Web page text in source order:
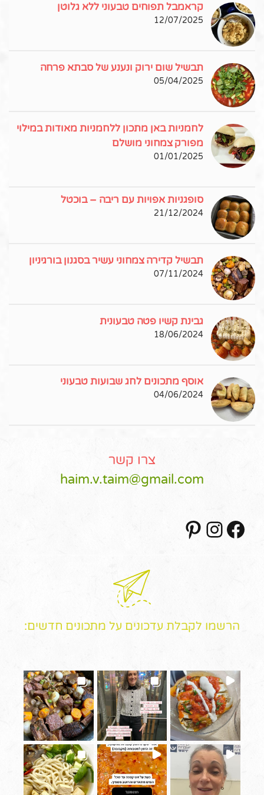
קראמבל תפוחים טבעוני ללא גלוטן
12/07/2025
תבשיל שום ירוק ונענע של סבתא פרחה
05/04/2025
לחמניות באן מתכון ללחמניות מאודות במילוי
מפורק צמחוני מושלם
01/01/2025
סופגניות אפויות עם ריבה – בוכטל
21/12/2024
תבשיל קדירה צמחוני עשיר בסגנון בורגיניון
07/11/2024
גבינת קשיו פטה טבעונית
18/06/2024
אוסף מתכונים לחג שבועות טבעוני
04/06/2024
צרו קשר
haim.v.taim@gmail.com
Facebook
Instagram
הרשמו לקבלת עדכונים על מתכונים חדשים: